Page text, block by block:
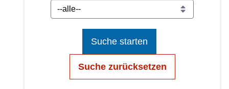
Suche starten
Suche zurücksetzen